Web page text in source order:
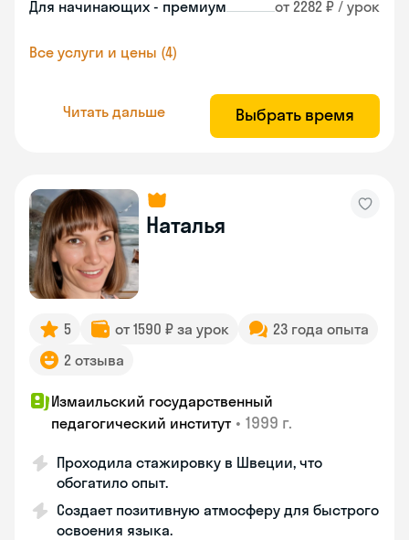
Для начинающих - премиум от 2282 ₽ / урок
Все услуги и цены (4)
Читать дальше Выбрать время
Наталья
5 от 1590 ₽ за урок
23 года опыта
2 отзыва
Измаильский государственный
педагогический институт • 1999 г.
Проходила стажировку в Швеции, что
обогатило опыт.
Создает позитивную атмосферу для быстрого
освоения языка.